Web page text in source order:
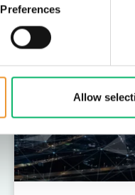
Preferences
Allow
Sistem
Yönetilen